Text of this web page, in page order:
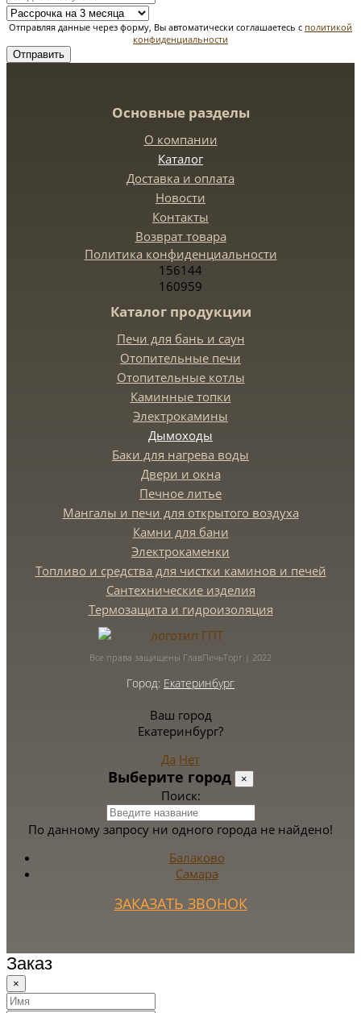
Отправляя данные через форму, Вы автоматически соглашаетесь с политикой
конфиденциальности
Отправить
Основные разделы
О компании
Каталог
Доставка и оплата
Новости
Контакты
Возврат товара
Политика конфиденциальности
156144
160959
Каталог продукции
Печи для бань и саун
Отопительные печи
Отопительные котлы
Каминные топки
Электрокамины
Дымоходы
Баки для нагрева воды
Двери и окна
Печное литье
Мангалы и печи для открытого воздуха
Камни для бани
Электрокаменки
Топливо и средства для чистки каминов и печей
Сантехнические изделия
Термозащита и гидроизоляция
Все права защищены ГлавПечьТорг | 2022
Город: Екатеринбург
Ваш город
Екатеринбург?
Да Нет
Выберите город ×
Поиск:
По данному запросу ни одного города не найдено!
Балаково
Самара
ЗАКАЗАТЬ ЗВОНОК
Заказ
×